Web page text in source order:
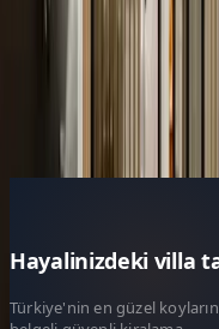
Giriş - Çıkış Tarihi
Yetişkin Sayısı
Hayalinizdeki villa
Türkiye'nin en güzel